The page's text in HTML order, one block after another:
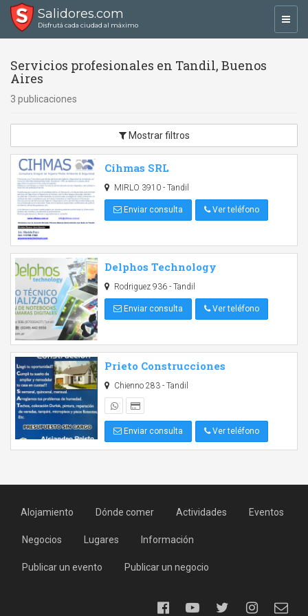
Salidores.com
Disfrutá cada ciudad al máximo
Servicios profesionales en Tandil, Buenos
Aires
3 publicaciones
Mostrar filtros
Cihmas SRL
MIRLO 3910 - Tandil
Enviar consulta Ver teléfono
Delphos Technology
Rodriguez 936 - Tandil
Enviar consulta Ver teléfono
Prieto Construcciones
Chienno 283 - Tandil
Enviar consulta Ver teléfono
Alojamiento Dónde comer Actividades Eventos
Negocios Lugares Información
Publicar un evento Publicar un negocio